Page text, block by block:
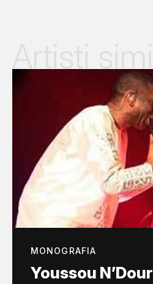
MONOGRAFIA
Youssou N’Dour